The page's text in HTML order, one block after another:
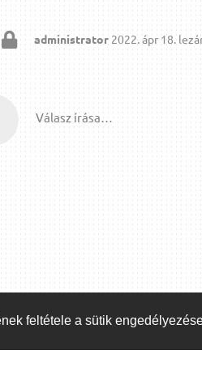
feltétele a sütik
administrator 2022. ápr 18.
Válasz írása…